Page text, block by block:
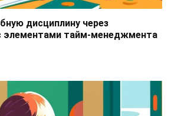
дисциплину через
элементами тайм-менеджмента